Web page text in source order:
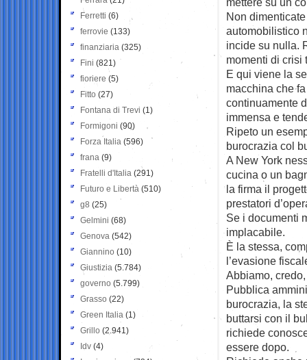
Non
automobilistico
incide su nulla.
momenti di crisi
E qui viene la
macchina che
continuamente
immensa e
Ripeto un
burocrazia col
A New York
cucina o un
la firma il
prestatori
Se i documenti
implacabile.
È la stessa,
l’evasione
Abbiamo,
Pubblica
burocrazia, la
buttarsi con il
richiede
essere dopo.
Ferretti (6)
ferrovie (133)
finanziaria (325)
Fini (821)
fioriere (5)
Fitto (27)
Fontana di Trevi (1)
Formigoni (90)
Forza Italia (596)
frana (9)
Fratelli d'Italia (291)
Futuro e Libertà (510)
g8 (25)
Gelmini (68)
Genova (542)
Giannino (10)
Giustizia (5.784)
governo (5.799)
Grasso (22)
Green Italia (1)
Grillo (2.941)
Idv (4)